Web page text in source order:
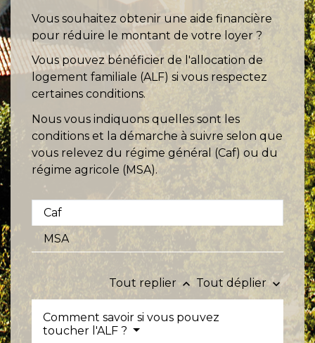
Vous souhaitez obtenir une aide financière
pour réduire le montant de votre loyer ?
Vous pouvez bénéficier de l'allocation de
logement familiale (ALF) si vous respectez
certaines conditions.
Nous vous indiquons quelles sont les
conditions et la démarche à suivre selon que
vous relevez du régime général (Caf) ou du
régime agricole (MSA).
Caf
MSA
Tout replier keyboard_arrow_up Tout déplier keyboard_arrow_down
Comment savoir si vous pouvez
toucher l'ALF ?